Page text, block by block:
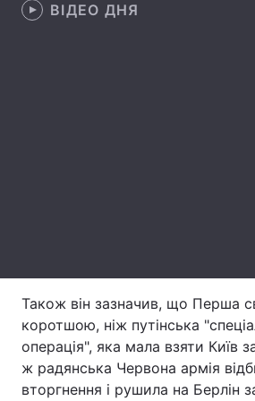
Тема оформлення
ВІДЕО ДНЯ
Також він зазначив, що Перша
коротшою, ніж путінська
операція", яка мала взяти Київ
ж радянська Червона армія
вторгнення і рушила на Берлін